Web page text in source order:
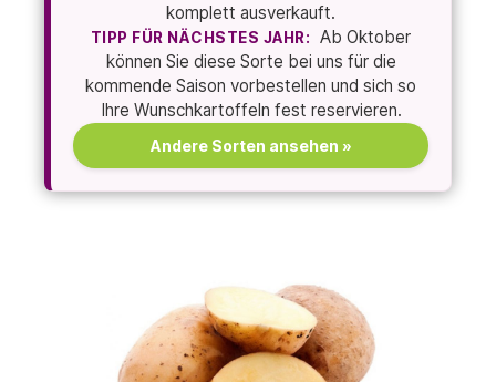
komplett ausverkauft.
TIPP FÜR NÄCHSTES JAHR:
Ab Oktober
können Sie diese Sorte bei uns für die
kommende Saison vorbestellen und sich so
Ihre Wunschkartoffeln fest reservieren.
Andere Sorten ansehen »